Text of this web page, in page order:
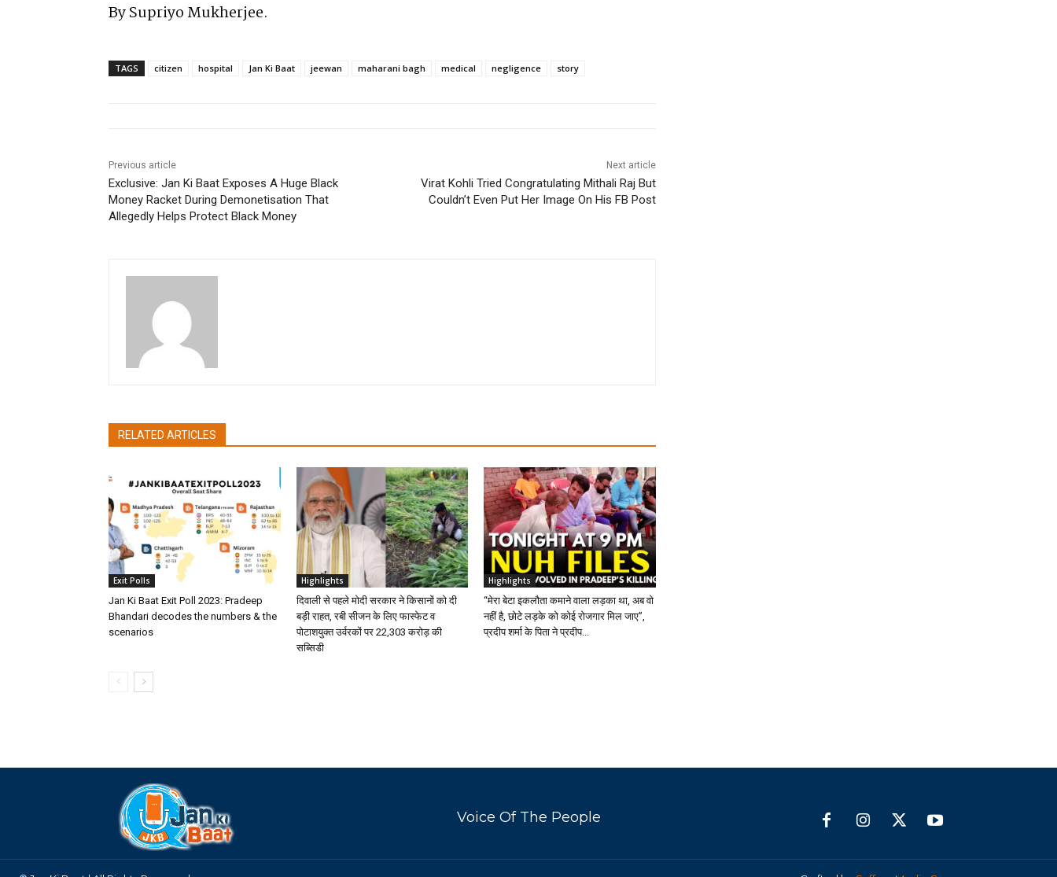
By Supriyo Mukherjee.
TAGS citizen hospital Jan Ki Baat jeewan maharani bagh medical negligence story
Previous article
Exclusive: Jan Ki Baat Exposes A Huge Black
Money Racket During Demonetisation That
Allegedly Helps Protect Black Money
Next article
Virat Kohli Tried Congratulating Mithali Raj But
Couldn’t Even Put Her Image On His FB Post
RELATED ARTICLES
Exit Polls
Jan Ki Baat Exit Poll 2023: Pradeep
Bhandari decodes the numbers & the
scenarios
Highlights
दिवाली से पहले मोदी सरकार ने किसानों को दी
बड़ी राहत, रबी सीजन के लिए फास्फेट व
पोटाशयुक्त उर्वरकों पर 22,303 करोड़ की
सब्सिडी
Highlights
“मेरा बेटा इकलौता कमाने वाला लड़का था, अब वो
नहीं है, छोटे लड़के को कोई रोजगार मिल जाए”,
प्रदीप शर्मा के पिता ने प्रदीप...
Voice Of The People